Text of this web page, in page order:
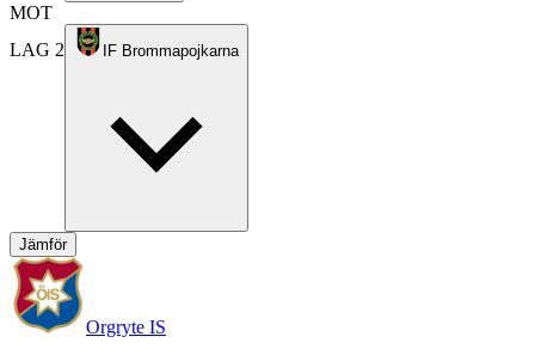
MOT
LAG 2
IF Brommapojkarna
Jämför
Orgryte IS